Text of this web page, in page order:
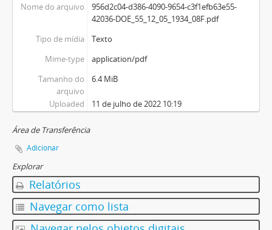
Nome do arquivo
956d2c04-d386-4090-9654-c3f1efb63e55-
42036-DOE_55_12_05_1934_08F.pdf
Tipo de mídia
Texto
Mime-type
application/pdf
Tamanho do
arquivo
6.4 MiB
Uploaded 11 de julho de 2022 10:19
Área de Transferência
Adicionar
Explorar
Relatórios
Navegar como lista